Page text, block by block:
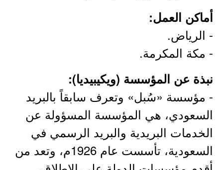
أماكن العمل:
- الرياض.
- مكة المكرمة.
نبذة عن المؤسسة (ويكيبيديا):
- مؤسسة «سُبل» وتعرف سابقاً بالبريد
السعودي، هي المؤسسة المسؤولة عن
الخدمات البريدية والبريد الرسمي في
السعودية، تأسست عام 1926م، وتعد من